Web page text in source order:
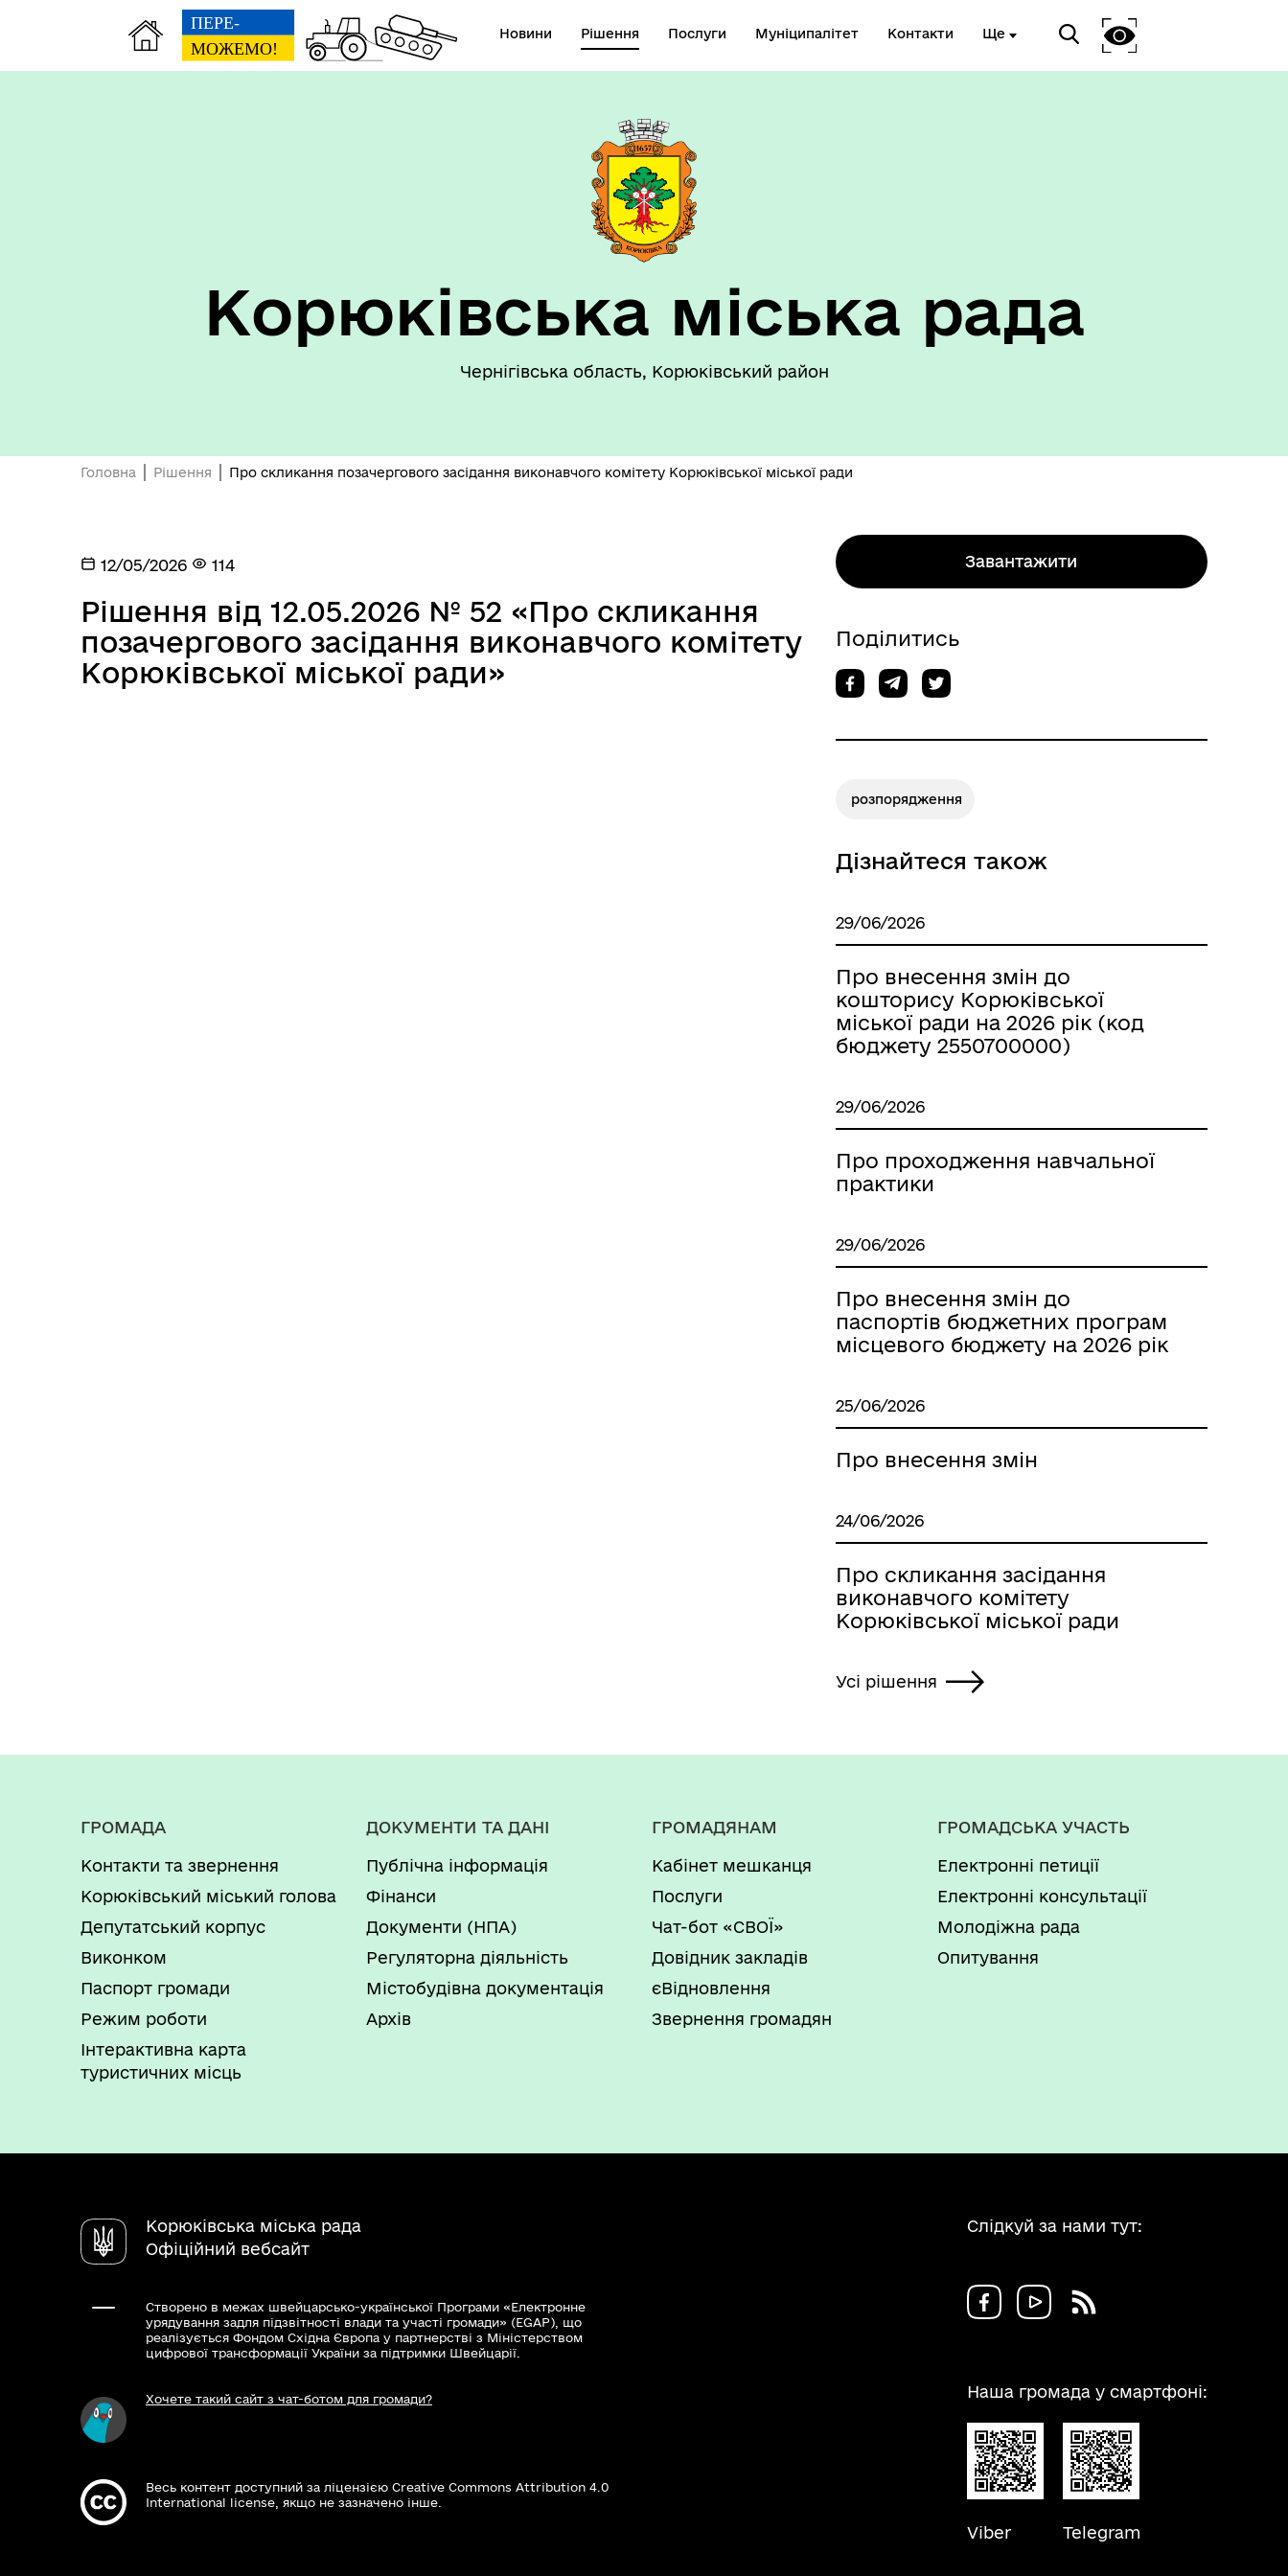
Новини Рішення Послуги Муніципалітет Контакти Ще
Депутатський корпус Туризм/визначні місця
Рішення сесії
Правила та Положення
Місцеві податки, збори,
платежі
Корюківська міська рада
Чернігівська область, Корюківський район
Головна Рішення Про скликання позачергового засідання виконавчого комітету Корюківської міської ради
12/05/2026 114
Рішення від 12.05.2026 № 52 «Про скликання
позачергового засідання виконавчого комітету
Корюківської міської ради»
Завантажити
Поділитись
розпорядження
Дізнайтеся також
29/06/2026
Про внесення змін до
кошторису Корюківської
міської ради на 2026 рік (код
бюджету 2550700000)
29/06/2026
Про проходження навчальної
практики
29/06/2026
Про внесення змін до
паспортів бюджетних програм
місцевого бюджету на 2026 рік
25/06/2026
Про внесення змін
24/06/2026
Про скликання засідання
виконавчого комітету
Корюківської міської ради
Усі рішення
ГРОМАДА
Контакти та звернення
Корюківський міський голова
Депутатський корпус
Виконком
Паспорт громади
Режим роботи
Інтерактивна карта
туристичних місць
ДОКУМЕНТИ ТА ДАНІ
Публічна інформація
Фінанси
Документи (НПА)
Регуляторна діяльність
Містобудівна документація
Архів
ГРОМАДЯНАМ
Кабінет мешканця
Послуги
Чат-бот «СВОЇ»
Довідник закладів
єВідновлення
Звернення громадян
ГРОМАДСЬКА УЧАСТЬ
Електронні петиції
Електронні консультації
Молодіжна рада
Опитування
Корюківська міська рада
Офіційний вебсайт
Створено в межах швейцарсько-української Програми «Електронне
урядування задля підзвітності влади та участі громади» (EGAP), що
реалізується Фондом Східна Європа у партнерстві з Міністерством
цифрової трансформації України за підтримки Швейцарії.
Хочете такий сайт з чат-ботом для громади?
Весь контент доступний за ліцензією Creative Commons Attribution 4.0
International license, якщо не зазначено інше.
Слідкуй за нами тут:
Наша громада у смартфоні:
Viber Telegram